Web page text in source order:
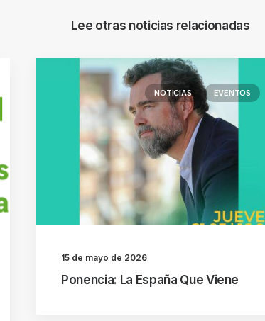
Lee otras noticias relacionadas
NOTICIAS EVENTOS
15 de mayo de 2026
Ponencia: La España Que Viene